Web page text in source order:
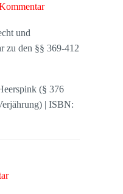
und
zu den §§ 369-412
(§ 376
| ISBN: